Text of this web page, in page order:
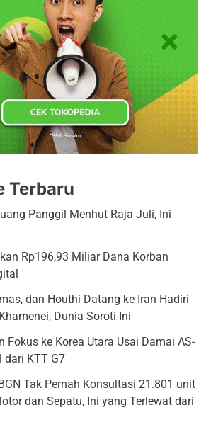
Terbaru
Panggil Menhut Raja Juli, Ini
Rp196,93 Miliar Dana Korban
dan Houthi Datang ke Iran Hadiri
Dunia Soroti Ini
Fokus ke Korea Utara Usai Damai AS-
dari KTT G7
Tak Pernah Konsultasi 21.801 unit
dan Sepatu, Ini yang Terlewat dari